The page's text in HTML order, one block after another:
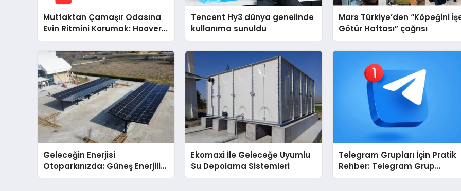
Mutfaktan Çamaşır Odasına
Evin Ritmini Korumak: Hoover
Cihazlarında Dürüst Teknik
Destek Deneyimi
Tencent Hy3 dünya genelinde
kullanıma sunuldu
Mars Türkiye’den “Köpeğini
Götür Haftası” çağrısı
Geleceğin Enerjisi
Otoparkınızda: Güneş Enerjili
Carport (Solar Otopark)
Ekomaxi İle Geleceğe Uyumlu
Su Depolama Sistemleri
Telegram Grupları İçin Pratik
Rehber: Telegram Grup
Dizinleri Kullanıcılara Ne